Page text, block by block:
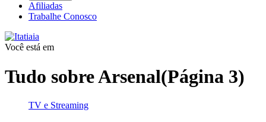
Afiliadas
Trabalhe Conosco
Você está em
Tudo sobreArsenal(Página 3)
TV e Streaming